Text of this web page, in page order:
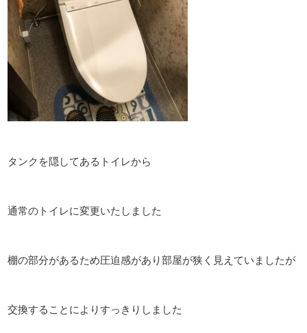
タンクを隠してあるトイレから
通常のトイレに変更いたしました
棚の部分があるため圧迫感があり部屋が狭く見えていましたが
交換することによりすっきりしました